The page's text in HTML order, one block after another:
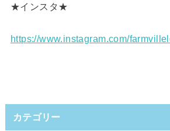
★インスタ★
https://www.instagram.com/
カテゴリー